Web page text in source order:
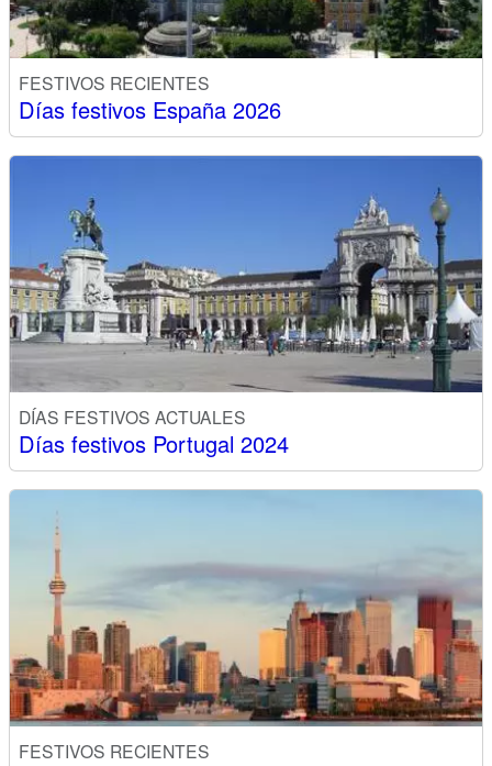
FESTIVOS RECIENTES
Días festivos España 2026
DÍAS FESTIVOS ACTUALES
Días festivos Portugal 2024
FESTIVOS RECIENTES